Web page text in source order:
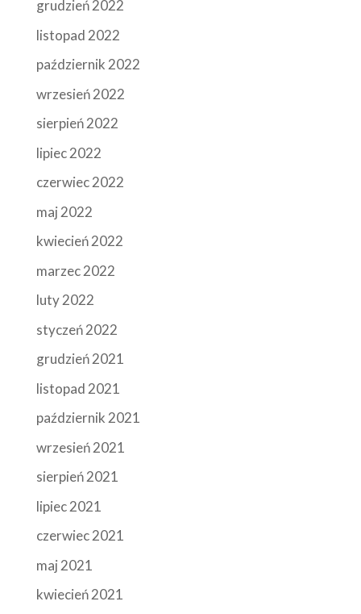
grudzień 2022
listopad 2022
październik 2022
wrzesień 2022
sierpień 2022
lipiec 2022
czerwiec 2022
maj 2022
kwiecień 2022
marzec 2022
luty 2022
styczeń 2022
grudzień 2021
listopad 2021
październik 2021
wrzesień 2021
sierpień 2021
lipiec 2021
czerwiec 2021
maj 2021
kwiecień 2021